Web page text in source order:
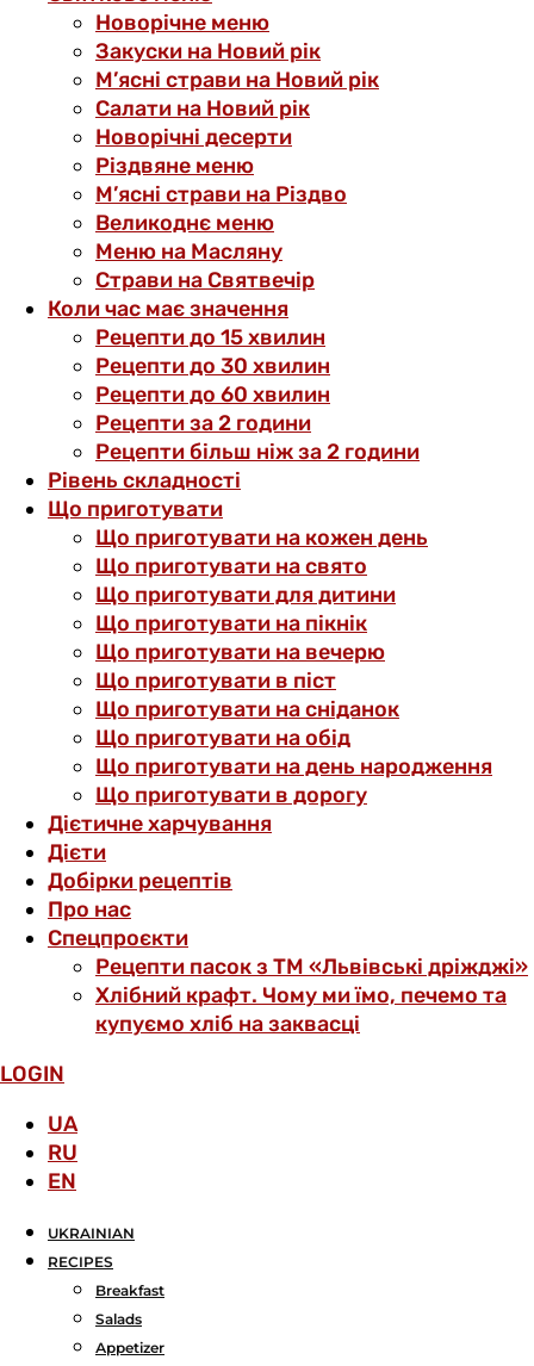
Новорічне меню
Закуски на Новий рік
М’ясні страви на Новий рік
Салати на Новий рік
Новорічні десерти
Різдвяне меню
М’ясні страви на Різдво
Великоднє меню
Меню на Масляну
Страви на Святвечір
Коли час має значення
Рецепти до 15 хвилин
Рецепти до 30 хвилин
Рецепти до 60 хвилин
Рецепти за 2 години
Рецепти більш ніж за 2 години
Рівень складності
Що приготувати
Що приготувати на кожен день
Що приготувати на свято
Що приготувати для дитини
Що приготувати на пікнік
Що приготувати на вечерю
Що приготувати в піст
Що приготувати на сніданок
Що приготувати на обід
Що приготувати на день народження
Що приготувати в дорогу
Дієтичне харчування
Дієти
Добірки рецептів
Про нас
Спецпроєкти
Рецепти пасок з ТМ «Львівські дріжджі»
Хлібний крафт. Чому ми їмо, печемо та
купуємо хліб на заквасці
LOGIN
UA
RU
EN
UKRAINIAN
RECIPES
Breakfast
Salads
Аppetizer